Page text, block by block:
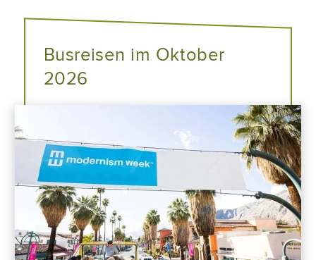
Busreisen im Oktober
2026